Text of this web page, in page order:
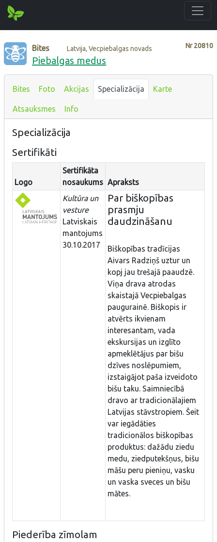
Nr20810
Bites Latvija, Vecpiebalgas novads
Piebalgas medus
Bites Foto Akcijas Specializācija Karte
Atsauksmes Info
Specializācija
Sertifikāti
Logo
Sertifikāta
nosaukums Apraksts
Kultūra un
vesture
Latviskais
mantojums
30.10.2017
Par biškopības
prasmju
daudzināšanu
Biškopības tradīcijas
Aivars Radziņš uztur un
kopj jau trešajā paaudzē.
Viņa drava atrodas
skaistajā Vecpiebalgas
paugurainē. Biškopis ir
atvērts ikvienam
interesantam, vada
ekskursijas un izglīto
apmeklētājus par bišu
dzīves noslēpumiem,
izstaigājot paša izveidoto
bišu taku. Saimniecībā
dravo ar tradicionālajiem
Latvijas stāvstropiem. Šeit
var iegādāties
tradicionālos biškopības
produktus: dažādu ziedu
medu, ziedputekšņus, bišu
māšu peru pieniņu, vasku
un vaska sveces un bišu
mātes.
Piederība zīmolam